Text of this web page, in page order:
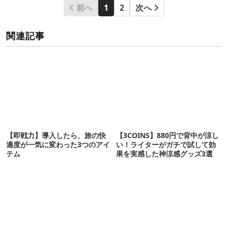
前へ 1 2 次へ
関連記事
【即戦力】導入したら、旅の快
適度が一気に変わった3つのアイ
テム
【3COINS】880円で背中が涼し
い！ライターがガチで試して効
果を実感した神涼感グッズ3選